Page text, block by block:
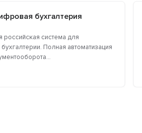
бухгалтерия
российская система для
Полная автоматизация